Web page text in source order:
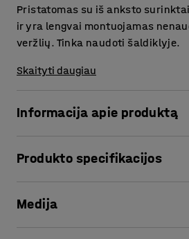
Pristatomas su iš anksto
ir yra lengvai montuojamas
veržlių. Tinka naudoti šaldiklyje.
Skaityti daugiau
Informacija apie produktą
lengvas modulis užtikrina didelę
jas galima išimti ir valyti atskirai.
Produkto specifikacijos
Plotis: 975
Medija